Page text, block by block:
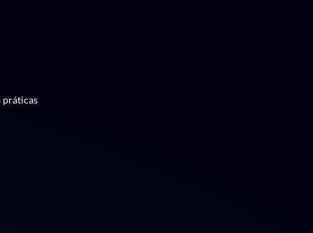
práticas